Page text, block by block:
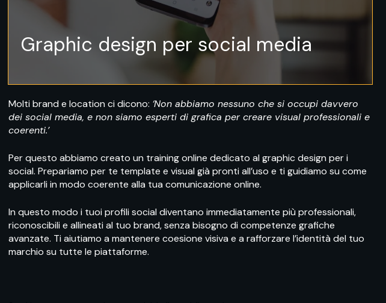
Graphic design per social media
Molti brand e location ci dicono: ‘Non abbiamo nessuno che si occupi davvero
dei social media, e non siamo esperti di grafica per creare visual professionali e
coerenti.’
Per questo abbiamo creato un training online dedicato al graphic design per i
social. Prepariamo per te template e visual già pronti all’uso e ti guidiamo su come
applicarli in modo coerente alla tua comunicazione online.
In questo modo i tuoi profili social diventano immediatamente più professionali,
riconoscibili e allineati al tuo brand, senza bisogno di competenze grafiche
avanzate. Ti aiutiamo a mantenere coesione visiva e a rafforzare l’identità del tuo
marchio su tutte le piattaforme.